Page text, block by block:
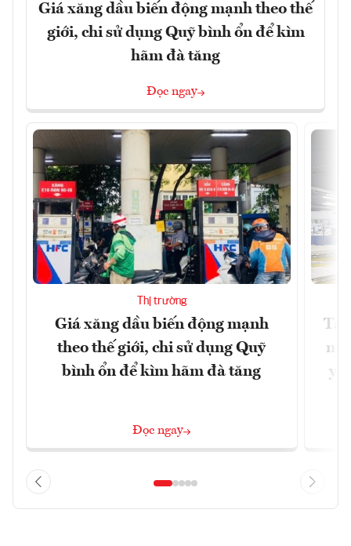
Giá xăng dầu biến động mạnh theo thế
giới, chi sử dụng Quỹ bình ổn để kìm
hãm đà tăng
Đọc ngay
Thị trường
Giá xăng dầu biến động mạnh
theo thế giới, chi sử dụng Quỹ
bình ổn để kìm hãm đà tăng
Đọc ngay